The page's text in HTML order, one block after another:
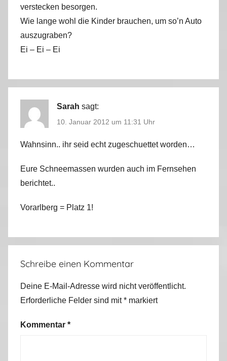
verstecken besorgen.
Wie lange wohl die Kinder brauchen, um so’n Auto
auszugraben?
Ei – Ei – Ei
Sarah sagt:
10. Januar 2012 um 11:31 Uhr
Wahnsinn.. ihr seid echt zugeschuettet worden…
Eure Schneemassen wurden auch im Fernsehen
berichtet..
Vorarlberg = Platz 1!
Schreibe einen Kommentar
Deine E-Mail-Adresse wird nicht veröffentlicht.
Erforderliche Felder sind mit* markiert
Kommentar *